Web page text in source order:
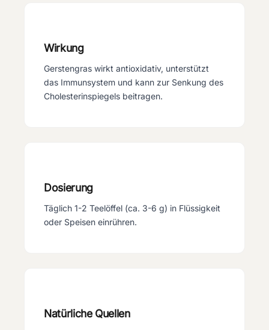
Wirkung
Gerstengras wirkt antioxidativ, unterstützt
das Immunsystem und kann zur Senkung des
Cholesterinspiegels beitragen.
Dosierung
Täglich 1-2 Teelöffel (ca. 3-6 g) in Flüssigkeit
oder Speisen einrühren.
Natürliche Quellen